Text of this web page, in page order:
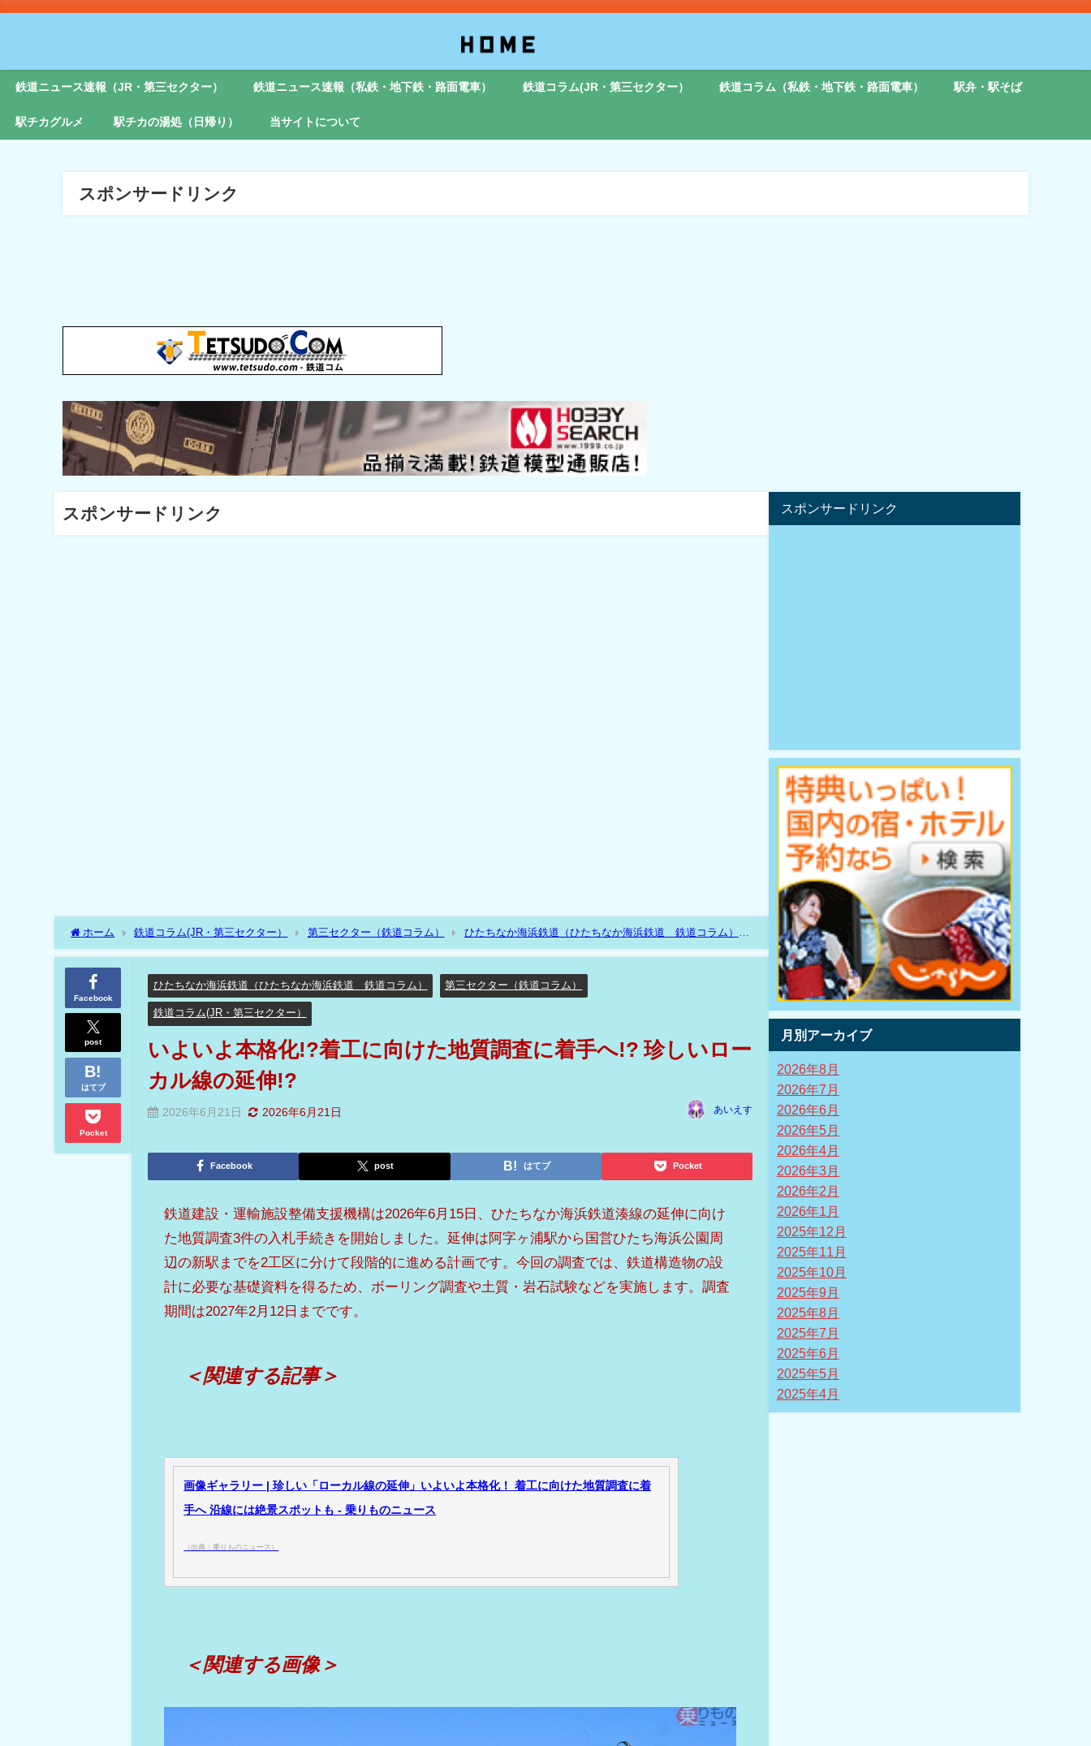
鉄道ニュース速報（JR・第三セクター） 鉄道ニュース速報（私鉄・地下鉄・路面電車） 鉄道コラム(JR・第三セクター） 鉄道コラム（私鉄・地下鉄・路面電車） 駅弁・駅そば
駅チカグルメ 駅チカの湯処（日帰り） 当サイトについて
スポンサードリンク
スポンサードリンク
ホーム 鉄道コラム(JR・第三セクター） 第三セクター（鉄道コラム）
ひたちなか海浜鉄道（ひたちなか海浜鉄道 鉄道コラム）
いよいよ本格化!?着工に向けた地質調査に着手へ!? 珍しいローカル線の延伸!?
Facebook
post
はてブ
Pocket
ひたちなか海浜鉄道（ひたちなか海浜鉄道 鉄道コラム） 第三セクター（鉄道コラム）
鉄道コラム(JR・第三セクター）
いよいよ本格化!?着工に向けた地質調査に着手へ!? 珍しいロー
カル線の延伸!?
2026年6月21日 2026年6月21日 あいえす
Facebook post はてブ Pocket
鉄道建設・運輸施設整備支援機構は2026年6月15日、ひたちなか海浜鉄道湊線の延伸に向け
た地質調査3件の入札手続きを開始しました。延伸は阿字ヶ浦駅から国営ひたち海浜公園周
辺の新駅までを2工区に分けて段階的に進める計画です。今回の調査では、鉄道構造物の設
計に必要な基礎資料を得るため、ボーリング調査や土質・岩石試験などを実施します。調査
期間は2027年2月12日までです。
＜関連する記事＞
画像ギャラリー | 珍しい「ローカル線の延伸」いよいよ本格化！ 着工に向けた地質調査に着
手へ 沿線には絶景スポットも - 乗りものニュース
（出典：乗りものニュース）
＜関連する画像＞
スポンサードリンク
月別アーカイブ
2026年8月
2026年7月
2026年6月
2026年5月
2026年4月
2026年3月
2026年2月
2026年1月
2025年12月
2025年11月
2025年10月
2025年9月
2025年8月
2025年7月
2025年6月
2025年5月
2025年4月